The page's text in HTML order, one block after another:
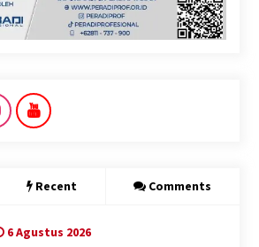
Recent Comments
6 Agustus 2026